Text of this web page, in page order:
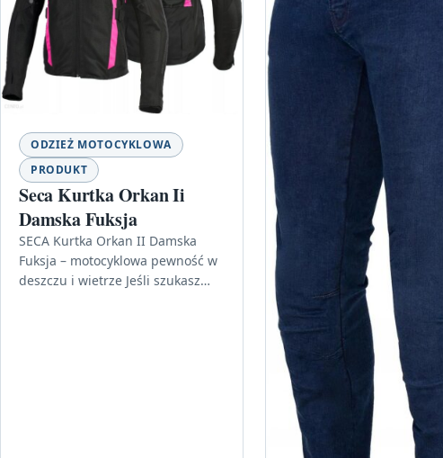
ODZIEŻ MOTOCYKLOWA
PRODUKT
Seca Kurtka Orkan Ii
Damska Fuksja
SECA Kurtka Orkan II Damska
Fuksja – motocyklowa pewność w
deszczu i wietrze Jeśli szukasz